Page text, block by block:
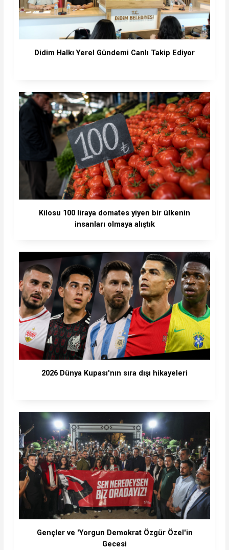
Didim Halkı Yerel Gündemi Canlı Takip Ediyor
Kilosu 100 liraya domates yiyen bir ülkenin
insanları olmaya alıştık
2026 Dünya Kupası'nın sıra dışı hikayeleri
Gençler ve 'Yorgun Demokrat Özgür Özel'in
Gecesi